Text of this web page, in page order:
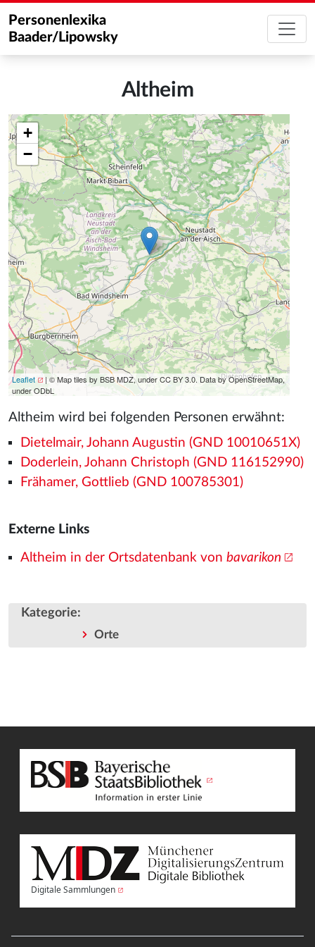
Personenlexika
Baader/Lipowsky
Altheim
+
−
Leaflet
| © Map tiles by BSB MDZ, under CC BY 3.0. Data by OpenStreetMap,
under ODbL
Altheim wird bei folgenden Personen erwähnt:
Dietelmair, Johann Augustin (GND 10010651X)
Doderlein, Johann Christoph (GND 116152990)
Frähamer, Gottlieb (GND 100785301)
Externe Links
Altheim in der Ortsdatenbank von bavarikon
Kategorie:
Orte
Digitale Sammlungen